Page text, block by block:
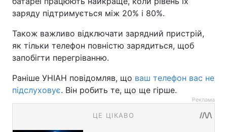
заряду підтримується між 20% і 80%.
Також важливо відключати зарядний пристрій,
як тільки телефон повністю зарядиться, щоб
запобігти перегріванню.
Раніше УНІАН повідомляв, що ваш телефон вас не
підслуховує. Він робить те, що ще гірше.
Реклама